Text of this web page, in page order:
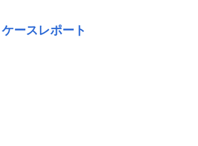
ケースレポート